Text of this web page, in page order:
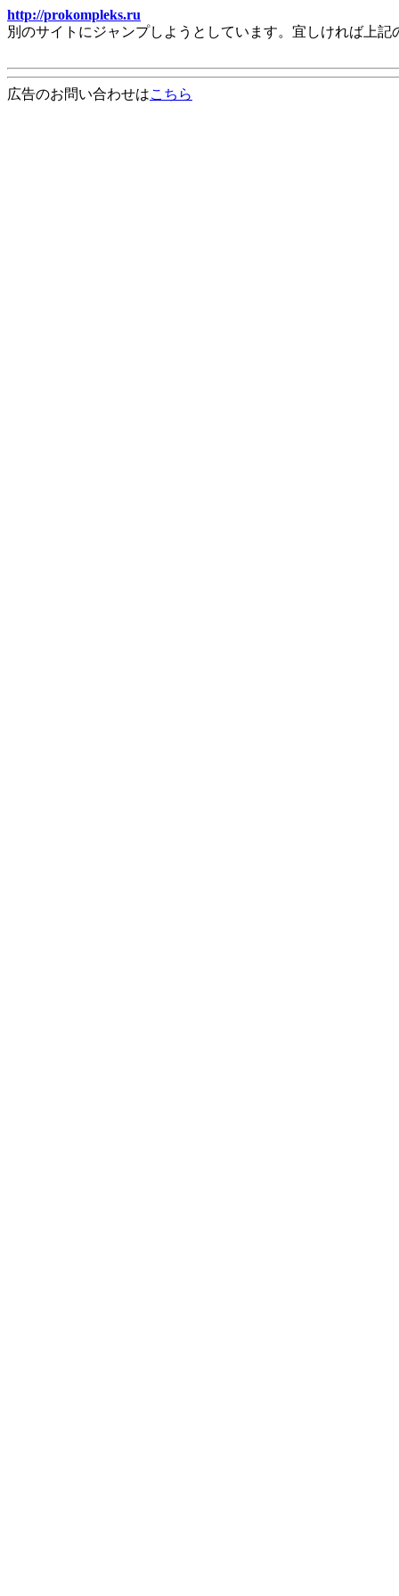
http://prokompleks.ru
別のサイトにジャンプしようとしています。宜しければ上
広告のお問い合わせはこちら